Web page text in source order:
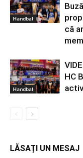
Handbal
că
Handbal
HC
LĂSAȚI UN MESAJ